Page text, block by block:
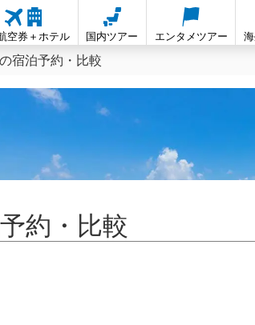
空券＋ホテル 国内ツアー エンタメツアー
宿泊予約・比較
約・比較